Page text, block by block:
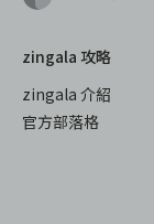
zingala 攻略
zingala 介紹
官方部落格